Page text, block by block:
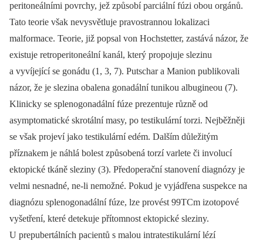
peritoneálními povrchy, jež způsobí parciální fúzi obou orgánů.
Tato teorie však nevysvětluje pravostrannou lokalizaci
malformace. Teorie, již popsal von Hochstetter, zastává názor, že
existuje retroperitoneální kanál, který propojuje slezinu
a vyvíjející se gonádu (1, 3, 7). Putschar a Manion publikovali
názor, že je slezina obalena gonadální tunikou albugineou (7).
Klinicky se splenogonadální fúze prezentuje různě od
asymptomatické skrotální masy, po testikulární torzi. Nejběžněji
se však projeví jako testikulární edém. Dalším důležitým
příznakem je náhlá bolest způsobená torzí varlete či involucí
ektopické tkáně sleziny (3). Předoperační stanovení diagnózy je
velmi nesnadné, ne‑li nemožné. Pokud je vyjádřena suspekce na
diagnózu splenogonadální fúze, lze provést 99TCm izotopové
vyšetření, které detekuje přítomnost ektopické sleziny.
U prepubertálních pacientů s malou intratestikulární lézí